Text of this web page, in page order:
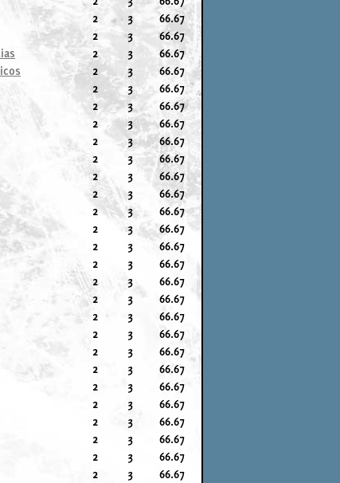
2 3
66.67
2 3
66.67
2 3
66.67
2 3
66.67
2 3
66.67
2 3
66.67
2 3
66.67
2 3
66.67
2 3
66.67
2 3
66.67
2 3
66.67
2 3
66.67
2 3
66.67
2 3
66.67
2 3
66.67
2 3
66.67
2 3
66.67
2 3
66.67
2 3
66.67
2 3
66.67
2 3
66.67
2 3
66.67
2 3
66.67
2 3
66.67
2 3
66.67
2 3
66.67
2 3
66.67